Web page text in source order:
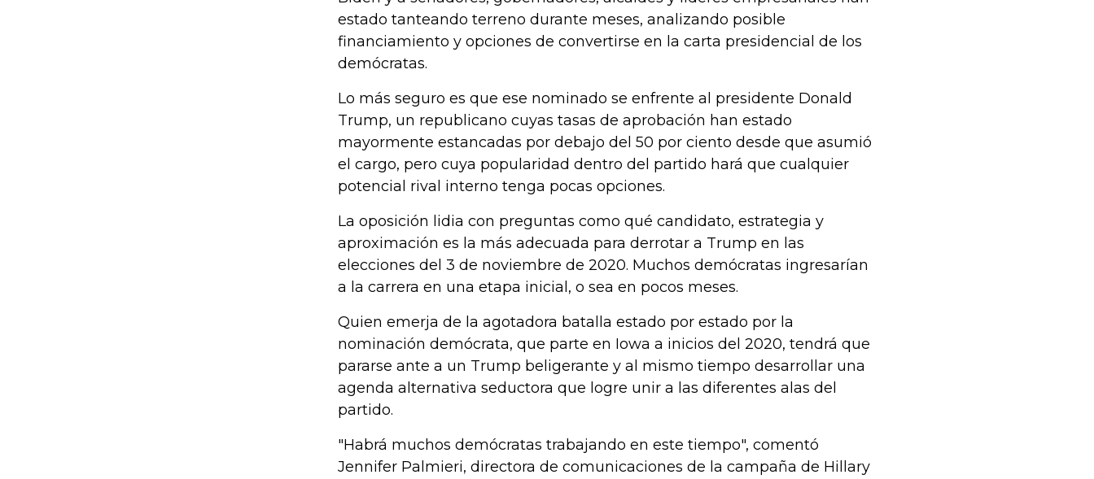
estado tanteando terreno durante meses, analizando posible
financiamiento y opciones de convertirse en la carta presidencial de los
demócratas.
Lo más seguro es que ese nominado se enfrente al presidente Donald
Trump, un republicano cuyas tasas de aprobación han estado
mayormente estancadas por debajo del 50 por ciento desde que asumió
el cargo, pero cuya popularidad dentro del partido hará que cualquier
potencial rival interno tenga pocas opciones.
La oposición lidia con preguntas como qué candidato, estrategia y
aproximación es la más adecuada para derrotar a Trump en las
elecciones del 3 de noviembre de 2020. Muchos demócratas ingresarían
a la carrera en una etapa inicial, o sea en pocos meses.
Quien emerja de la agotadora batalla estado por estado por la
nominación demócrata, que parte en Iowa a inicios del 2020, tendrá que
pararse ante a un Trump beligerante y al mismo tiempo desarrollar una
agenda alternativa seductora que logre unir a las diferentes alas del
partido.
"Habrá muchos demócratas trabajando en este tiempo", comentó
Jennifer Palmieri, directora de comunicaciones de la campaña de Hillary